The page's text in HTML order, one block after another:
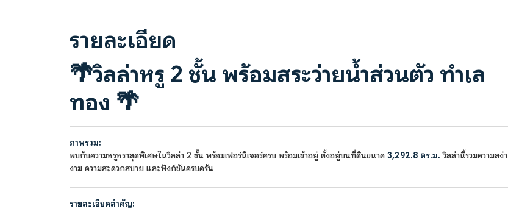
รายละเอียด
🌴วิลล่าหรู 2 ชั้น พร้อมสระว่ายน้ำส่วนตัว ทำเล
ทอง 🌴
ภาพรวม:
พบกับความหรูหราสุดพิเศษในวิลล่า 2 ชั้น พร้อมเฟอร์นิเจอร์ครบ พร้อมเข้าอยู่ ตั้งอยู่บนที่ดินขนาด 3,292.8 ตร.ม. วิลล่านี้รวมความสง่า
งาม ความสะดวกสบาย และฟังก์ชันครบครัน
รายละเอียดสำคัญ: